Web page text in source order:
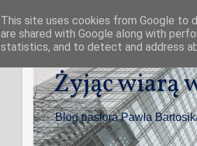
Żyjąc wiarą
Blog pastora Pawła
This site uses cookies from Google to
are shared with Google along with
statistics, and to detect and address